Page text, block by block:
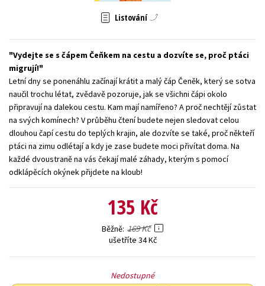
Zahraniční literatura
Listování
Vydejte se s čápem Čeňkem na cestu a dozvíte se, proč ptáci
migrují!
Letní dny se ponenáhlu začínají krátit a malý čáp Čeněk, který se sotva
naučil trochu létat, zvědavě pozoruje, jak se všichni čápi okolo
připravují na dalekou cestu. Kam mají namířeno? A proč nechtějí zůstat
na svých komínech? V průběhu čtení budete nejen sledovat celou
dlouhou čapí cestu do teplých krajin, ale dozvíte se také, proč někteří
ptáci na zimu odlétají a kdy je zase budete moci přivítat doma. Na
každé dvoustraně na vás čekají malé záhady, kterým s pomocí
odklápěcích okýnek přijdete na kloub!
135 Kč
Běžně 169 Kč
ušetříte 34 Kč
Nedostupné